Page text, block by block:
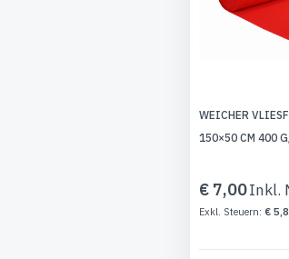
WEICHER
150×50 CM 400
€ 7,00
€